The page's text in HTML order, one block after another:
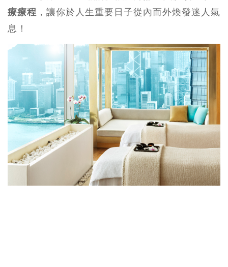
療療程 ，讓你於人生重要日子從內而外煥發迷人氣
息！